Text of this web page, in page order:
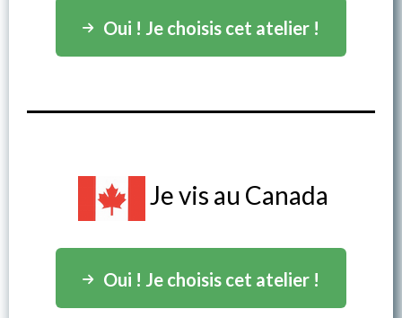
Oui ! Je choisis cet atelier !
Je vis au Canada
Oui ! Je choisis cet atelier !